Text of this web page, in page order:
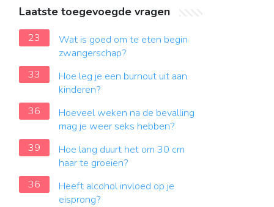
Laatste toegevoegde vragen
23
Wat is goed om te eten begin
zwangerschap?
33
Hoe leg je een burnout uit aan
kinderen?
36
Hoeveel weken na de bevalling
mag je weer seks hebben?
39
Hoe lang duurt het om 30 cm
haar te groeien?
36
Heeft alcohol invloed op je
eisprong?